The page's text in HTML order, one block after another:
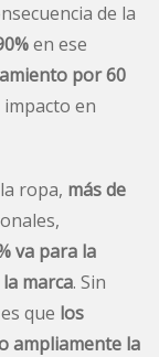
de la
en ese
por 60
en
ropa, más de
va para la
marca. Sin
que los
ampliamente la